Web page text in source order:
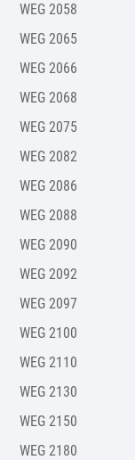
WEG 2058
WEG 2065
WEG 2066
WEG 2068
WEG 2075
WEG 2082
WEG 2086
WEG 2088
WEG 2090
WEG 2092
WEG 2097
WEG 2100
WEG 2110
WEG 2130
WEG 2150
WEG 2180